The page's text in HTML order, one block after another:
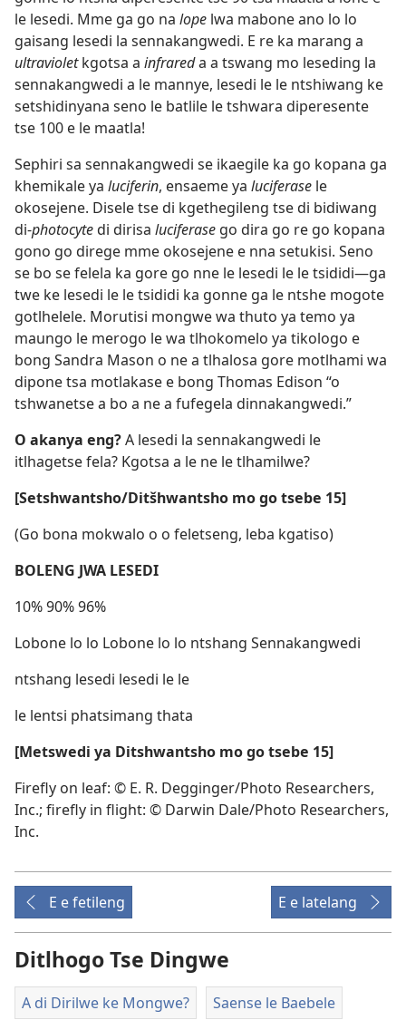
le lesedi. Mme ga go na lope lwa mabone ano lo lo
gaisang lesedi la sennakangwedi. E re ka marang a
ultravioletkgotsa a infrareda a tswang mo leseding la
sennakangwedi a le mannye, lesedi le le ntshiwang ke
setshidinyana seno le batlile le tshwara diperesente
tse 100 e le maatla!
Sephiri sa sennakangwedi se ikaegile ka go kopana ga
khemikale ya luciferin, ensaeme ya luciferase le
okosejene. Disele tse di kgethegileng tse di bidiwang
di-photocytedi dirisa luciferase go dira go re go kopana
gono go direge mme okosejene e nna setukisi. Seno
se bo se felela ka gore go nne le lesedi le le tsididi—ga
twe ke lesedi le le tsididi ka gonne ga le ntshe mogote
gotlhelele. Morutisi mongwe wa thuto ya temo ya
maungo le merogo le wa tlhokomelo ya tikologo e
bong Sandra Mason o ne a tlhalosa gore motlhami wa
dipone tsa motlakase e bong Thomas Edison “o
tshwanetse a bo a ne a fufegela dinnakangwedi.”
O akanya eng?A lesedi la sennakangwedi le
itlhagetse fela? Kgotsa a le ne le tlhamilwe?
[Setshwantsho/Ditšhwantsho mo go tsebe 15]
(Go bona mokwalo o o feletseng, leba kgatiso)
BOLENG JWA LESEDI
10% 90% 96%
Lobone lo lo Lobone lo lo ntshang Sennakangwedi
ntshang lesedi lesedi le le
le lentsi phatsimang thata
[Metswedi ya Ditshwantsho mo go tsebe 15]
Firefly on leaf: © E. R. Degginger/Photo Researchers,
Inc.; firefly in flight: © Darwin Dale/Photo Researchers,
Inc.
E e fetileng E e latelang
Ditlhogo Tse Dingwe
A di Dirilwe ke Mongwe? Saense le Baebele